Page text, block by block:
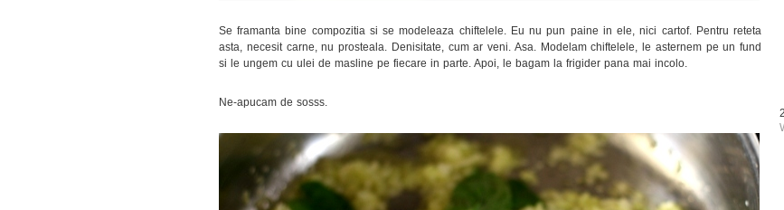
Se framanta bine compozitia si se modeleaza chiftelele. Eu nu pun paine in ele, nici cartof. Pentru reteta
asta, necesit carne, nu prosteala. Denisitate, cum ar veni. Asa. Modelam chiftelele, le asternem pe un fund
si le ungem cu ulei de masline pe fiecare in parte. Apoi, le bagam la frigider pana mai incolo.
Ne-apucam de sosss.